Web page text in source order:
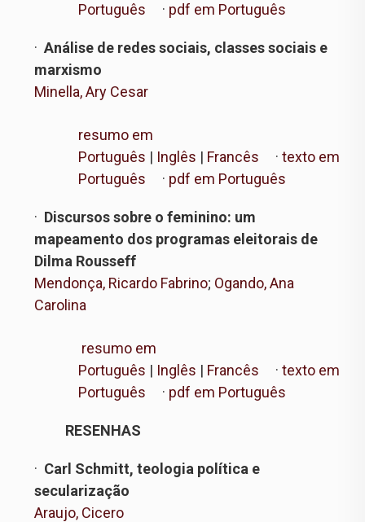
Português · pdf em Português
· Análise de redes sociais, classes sociais e
marxismo
Minella, Ary Cesar
resumo em
Português | Inglês | Francês · texto em
Português · pdf em Português
· Discursos sobre o feminino: um
mapeamento dos programas eleitorais de
Dilma Rousseff
Mendonça, Ricardo Fabrino; Ogando, Ana
Carolina
resumo em
Português | Inglês | Francês · texto em
Português · pdf em Português
RESENHAS
· Carl Schmitt, teologia política e
secularização
Araujo, Cicero